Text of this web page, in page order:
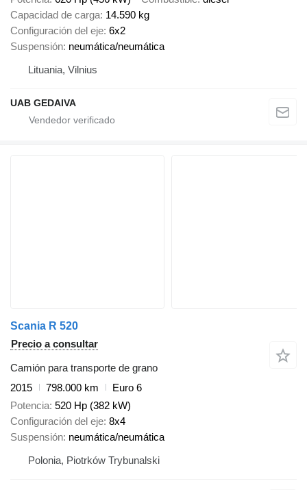
Capacidad de carga 14.590 kg
Configuración del eje 6x2
Suspensión neumática/neumática
Lituania, Vilnius
UAB GEDAIVA
Scania R 520
Precio a consultar
Camión para transporte de grano
2015
798.000 km
Euro 6
Potencia 520 Hp (382 kW)
Configuración del eje 8x4
Suspensión neumática/neumática
Polonia, Piotrków Trybunalski